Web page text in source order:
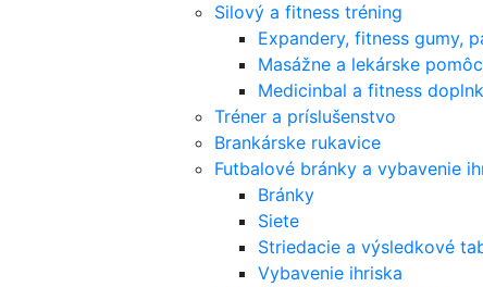
Silový a fitness tréning
Expandery, fitness gumy,
Masážne a lekárske
Medicinbal a fitness
Tréner a príslušenstvo
Brankárske rukavice
Futbalové bránky a vybavenie
Bránky
Siete
Striedacie a výsledkové
Vybavenie ihriska